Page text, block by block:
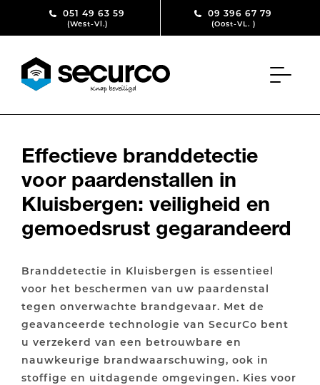
Skip to content051 49 63 59
(West-Vl.)
09 396 67 79
(Oost-VL. )
Effectieve branddetectie
voor paardenstallen in
Kluisbergen: veiligheid en
gemoedsrust gegarandeerd
Branddetectie in Kluisbergen is essentieel
voor het beschermen van uw paardenstal
tegen onverwachte brandgevaar. Met de
geavanceerde technologie van SecurCo bent
u verzekerd van een betrouwbare en
nauwkeurige brandwaarschuwing, ook in
stoffige en uitdagende omgevingen. Kies voor